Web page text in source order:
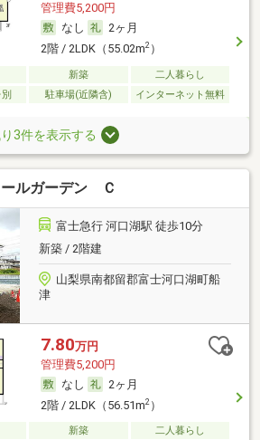
管理費5,200円
なし
2ヶ月
2階 / 2LDK（55.02m2）
新築
二人暮らし
駐車場(近隣含) インターネット無料
3件を表示する
ールガーデン Ｃ
富士急行 河口湖駅 徒歩10分
新築 / 2階建
山梨県南都留郡富士河口湖町船
津
7.80万円
管理費5,200円
なし
2ヶ月
2階 / 2LDK（56.51m2）
新築
二人暮らし